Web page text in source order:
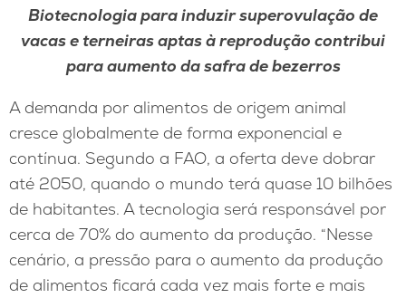
Biotecnologia para induzir superovulação de
vacas e terneiras aptas à reprodução contribui
para aumento da safra de bezerros
A demanda por alimentos de origem animal
cresce globalmente de forma exponencial e
contínua. Segundo a FAO, a oferta deve dobrar
até 2050, quando o mundo terá quase 10 bilhões
de habitantes. A tecnologia será responsável por
cerca de 70% do aumento da produção. “Nesse
cenário, a pressão para o aumento da produção
de alimentos ficará cada vez mais forte e mais